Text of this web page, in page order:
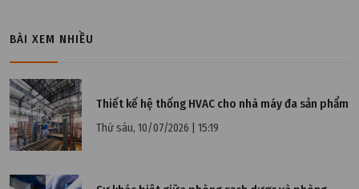
BÀI XEM NHIỀU
Thiết kế hệ thống HVAC cho nhà máy đa sản phẩm
Thứ sáu, 10/07/2026 | 15:19